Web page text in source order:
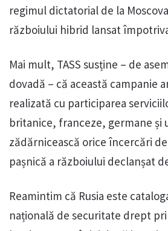
regimul dictatorial de la
războiului hibrid lansat
Mai mult, TASS susține – de
dovadă – că această campanie
realizată cu participarea
britanice, franceze, germane și
zădărnicească orice încercări
pașnică a războiului declanșat
Reamintim că Rusia este
națională de securitate drept